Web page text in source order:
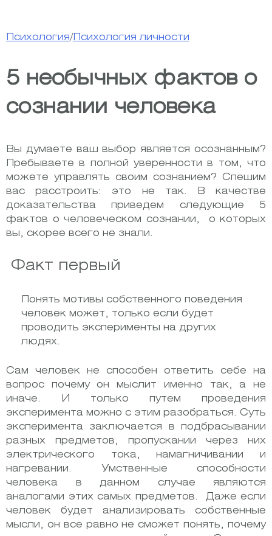
Психология/ Психология личности
5 необычных фактов о
сознании человека
Вы думаете ваш выбор является осознанным?
Пребываете в полной уверенности в том, что
можете управлять своим сознанием? Спешим
вас расстроить: это не так. В качестве
доказательства приведем следующие 5
фактов о человеческом сознании, о которых
вы, скорее всего не знали.
Факт первый
Понять мотивы собственного поведения
человек может, только если будет
проводить эксперименты на других
людях.
Сам человек не способен ответить себе на
вопрос почему он мыслит именно так, а не
иначе. И только путем проведения
эксперимента можно с этим разобраться. Суть
эксперимента заключается в подбрасывании
разных предметов, пропускании через них
электрического тока, намагничивании и
нагревании.
Умственные способности
человека в данном случае являются
аналогами этих самых предметов. Даже если
человек будет анализировать собственные
мысли, он все равно не сможет понять, почему